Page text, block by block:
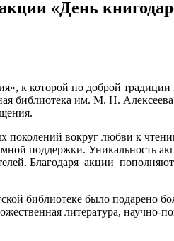
«День
к которой по доброй
им. М. Н. Алексеева
поколений вокруг любви к
поддержки. Уникальность
Благодаря акции
библиотеке было подарено
литература, научно-